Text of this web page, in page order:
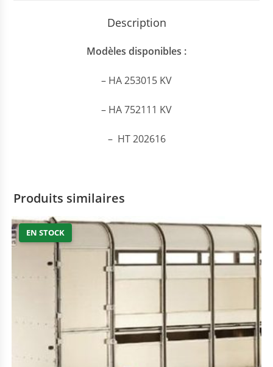
Description
Modèles disponibles :
– HA 253015 KV
– HA 752111 KV
– HT 202616
Produits similaires
EN STOCK